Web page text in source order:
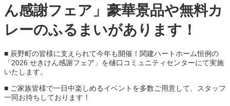
ん感謝フェア」豪華景品や無料カ
レーのふるまいがあります！
■ 辰野町の皆様に支えられて今年も開催！関建ハートホーム恒例の
「2026 せきけん感謝フェア」を樋口コミュニティセンターにて実施
いたします。
■ ご家族皆様で一日中楽しめるイベントを多数ご用意して、スタッフ
一同お待ちしております！